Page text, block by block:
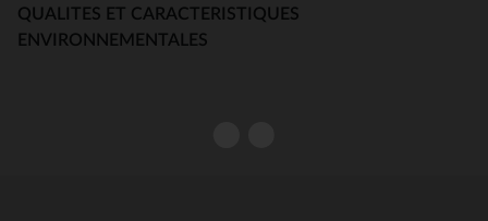
QUALITES ET CARACTERISTIQUES
ENVIRONNEMENTALES